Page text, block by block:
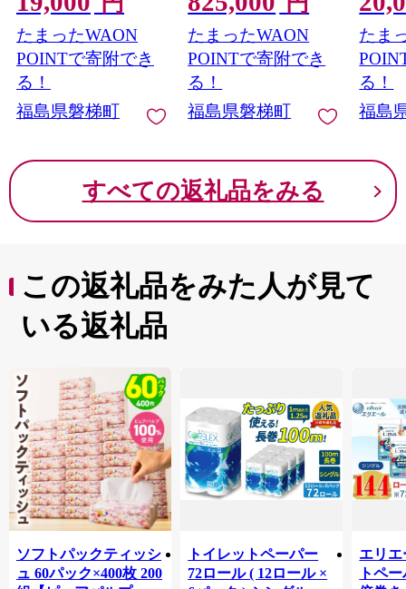
定 磐梯町産 福島県
産 会津産
たまったWAON
POINTで寄附でき
る！
福島県磐梯町
たまったWAON
POINTで寄附でき
る！
福島県磐梯町
たま
る！
福島
すべての返礼品をみる
この返礼品をみた人が見て
いる返礼品
ソフトパックティッシ
ュ 60パック×400枚 200
トイレットペーパー
72ロール ( 12ロール ×
エリ
トペ